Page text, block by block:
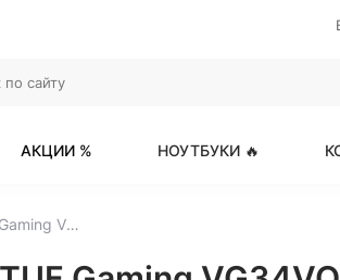
АКЦИИ % НОУТБУКИ 🔥
34" Монитор ASUS TUF Gaming VG34VQL1B черный